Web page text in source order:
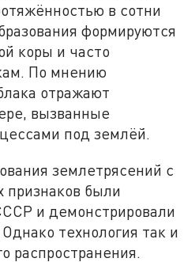
в сотни
формируются
коры и часто
По мнению
отражают
вызванные
под землёй.
землетрясений с
признаков были
и демонстрировали
технология так и
распространения.